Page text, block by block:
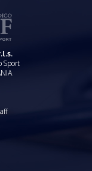
Sport